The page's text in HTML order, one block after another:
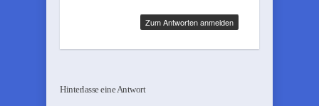
Zum Antworten anmelden
Hinterlasse eine Antwort